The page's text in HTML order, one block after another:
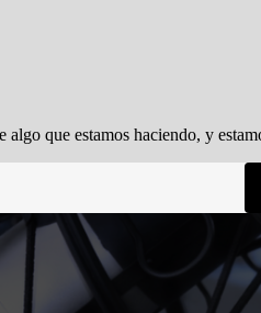
algo que estamos haciendo, y